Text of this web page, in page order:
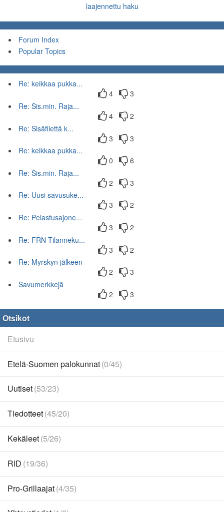
laajennettu haku
Forum Index
Popular Topics
Re: keikkaa pukka...
4
3
Re: Sis.min. Raja...
4
2
Re: Sisäfilettä k...
3
3
Re: keikkaa pukka...
0
6
Re: Sis.min. Raja...
2
3
Re: Uusi savusuke...
3
2
Re: Pelastusajone...
3
2
Re: FRN Tilanneku...
3
2
Re: Myrskyn jälkeen
2
3
Savumerkkejä
2
3
Otsikot
Etusivu
Etelä-Suomen palokunnat(0/45)
Uutiset(53/23)
Tiedotteet(45/20)
Kekäleet(5/26)
RID (19/36)
Pro-Grillaajat(4/35)